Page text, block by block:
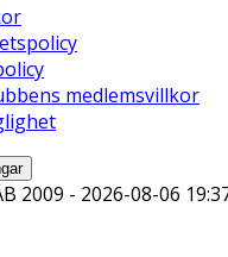
medlemsvillkor
2009 - 2026-08-06